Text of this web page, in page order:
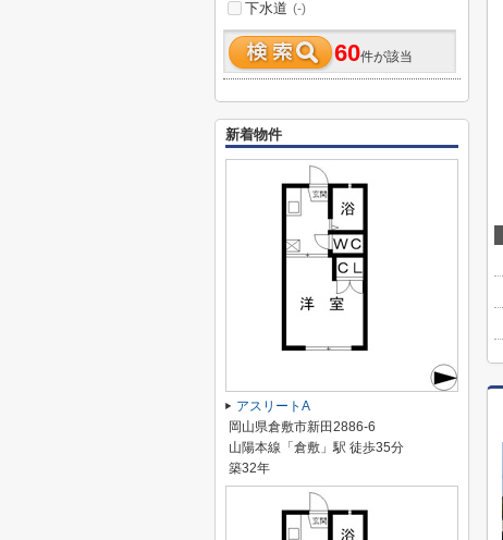
下水道 (-)
60件が該当
新着物件
アスリートA
岡山県倉敷市新田2886-6
山陽本線「倉敷」駅 徒歩35分
築32年